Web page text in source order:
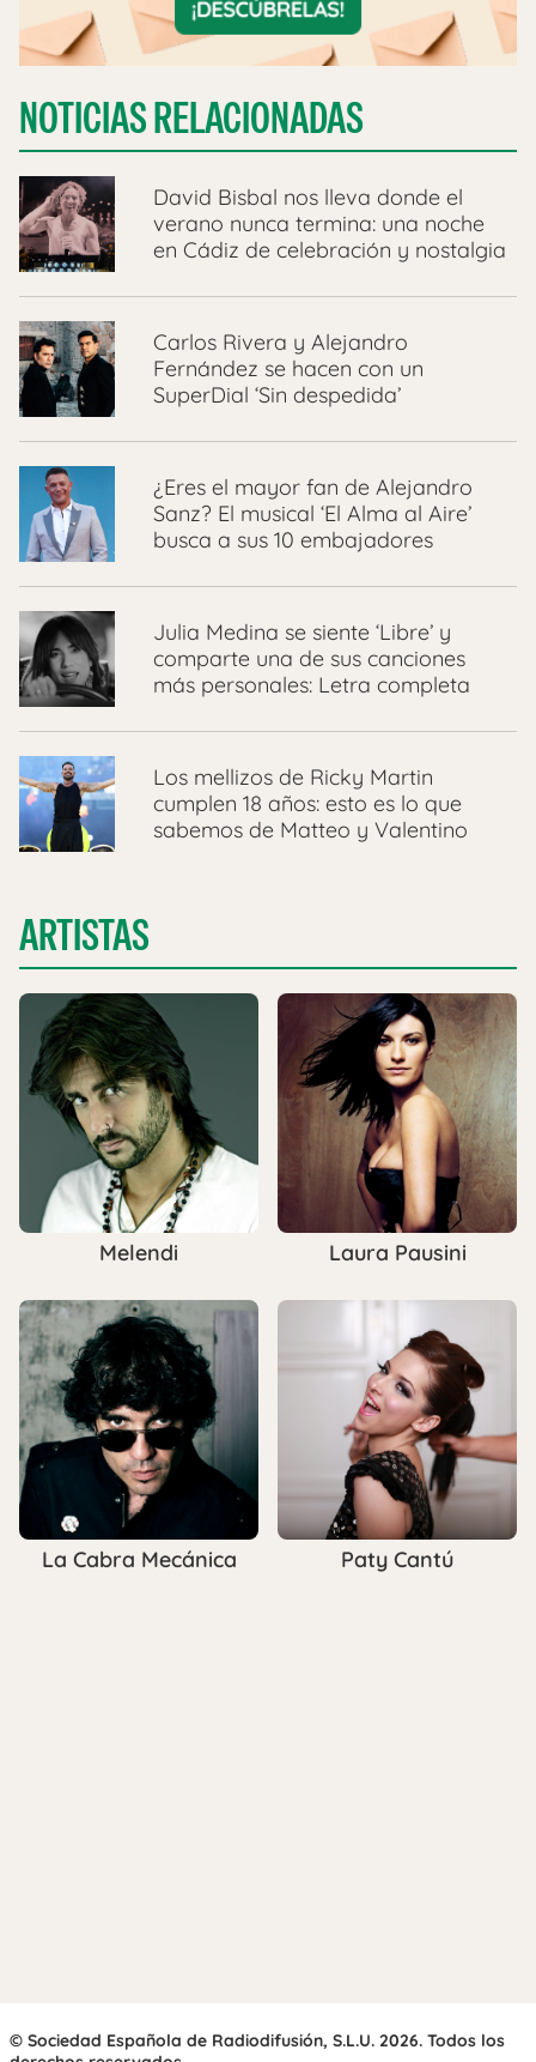
NOTICIAS RELACIONADAS
David Bisbal nos lleva donde el
verano nunca termina: una noche
en Cádiz de celebración y nostalgia
Carlos Rivera y Alejandro
Fernández se hacen con un
SuperDial ‘Sin despedida’
¿Eres el mayor fan de Alejandro
Sanz? El musical ‘El Alma al Aire’
busca a sus 10 embajadores
Julia Medina se siente ‘Libre’ y
comparte una de sus canciones
más personales: Letra completa
Los mellizos de Ricky Martin
cumplen 18 años: esto es lo que
sabemos de Matteo y Valentino
ARTISTAS
Melendi Laura Pausini
La Cabra Mecánica Paty Cantú
© Sociedad Española de Radiodifusión, S.L.U. 2026. Todos los